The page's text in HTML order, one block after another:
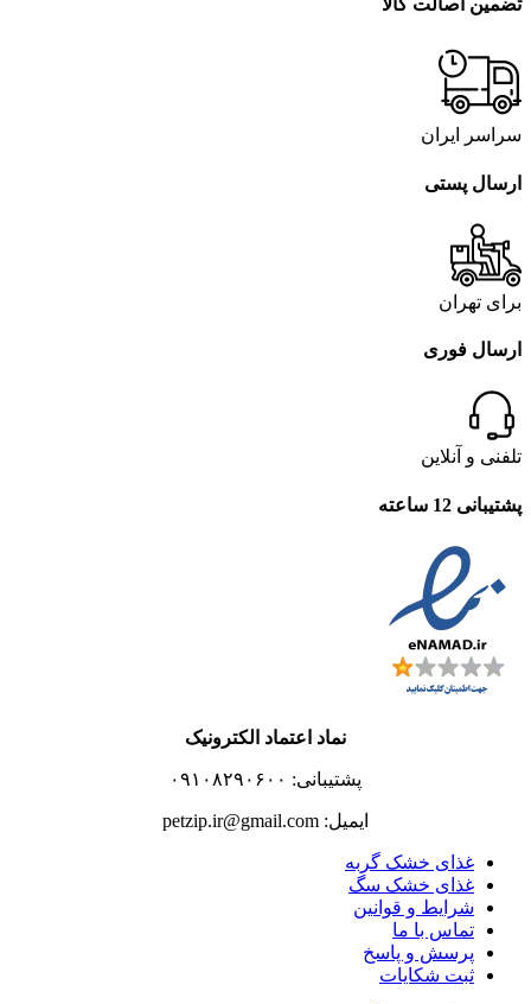
تضمین اصالت کالا
سراسر ایران
ارسال پستی
برای تهران
ارسال فوری
تلفنی و آنلاین
پشتیبانی 12 ساعته
نماد اعتماد الکترونیک
پشتیبانی: ۰۹۱۰۸۲۹۰۶۰۰
ایمیل: petzip.ir@gmail.com
غذای خشک گربه
غذای خشک سگ
شرایط و قوانین
تماس با ما
پرسش و پاسخ
ثبت شکایات